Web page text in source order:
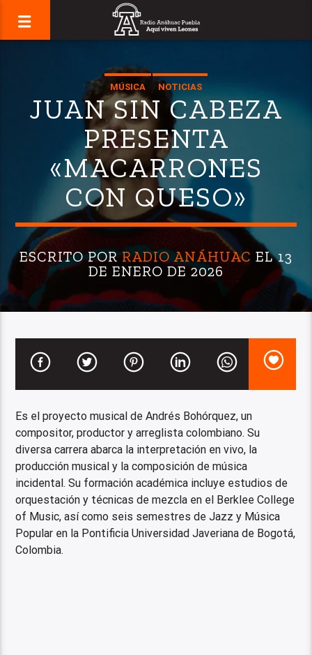
MÚSICA NOTICIAS
JUAN SIN CABEZA
PRESENTA
«MACARRONES
CON QUESO»
ESCRITO PORRADIO ANÁHUAC EL 13
DE ENERO DE 2026
Es el proyecto musical de Andrés Bohórquez, un
compositor, productor y arreglista colombiano. Su
diversa carrera abarca la interpretación en vivo, la
producción musical y la composición de música
incidental. Su formación académica incluye estudios de
orquestación y técnicas de mezcla en el Berklee College
of Music, así como seis semestres de Jazz y Música
Popular en la Pontificia Universidad Javeriana de Bogotá,
Colombia.